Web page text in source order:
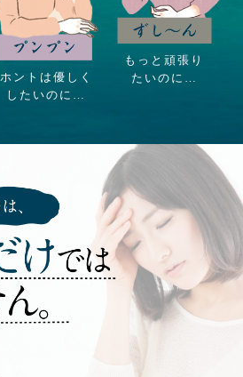
ホントは優しく
したいのに…
もっと頑張り
たいのに…